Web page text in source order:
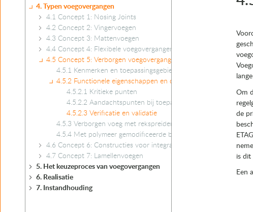
4. Typen voegovergangen
4.1 Concept 1: Nosing Joints
4.2 Concept 2: Vingervoegen
4.3 Concept 3: Mattenvoegen
4.4 Concept 4: Flexibele voegovergangen
4.5 Concept 5: Verborgen voegovergangen
4.5.1 Kenmerken en toepassingsgebied
4.5.2 Functionele eigenschappen en ontwerplevensduur
4.5.2.1 Kritieke punten
4.5.2.2 Aandachtspunten bij toepassing
4.5.2.3 Verificatie en validatie
4.5.3 Verborgen voeg met rekspreidende inlage in een
4.5.4 Met polymeer gemodificeerde bitumen gevulde
4.6 Concept 6: Constructies voor integraal kunstwerken
4.7 Concept 7: Lamellenvoegen
5. Het keuzeproces van voegovergangen
6. Realisatie
7. Instandhouding
Om
de
is dit
Een